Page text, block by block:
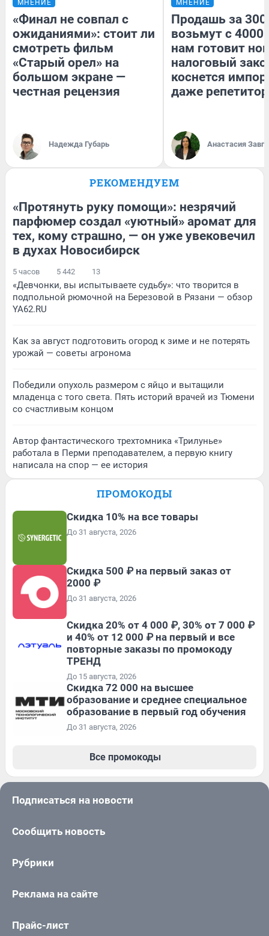
МНЕНИЕ
«Финал не совпал с
ожиданиями»: стоит ли
смотреть фильм
«Старый орел» на
большом экране —
честная рецензия
Надежда Губарь
МНЕНИЕ
Продашь за
возьмут с
нам готовит
налоговый
коснется
даже
Анастасия
РЕКОМЕНДУЕМ
«Протянуть руку помощи»: незрячий
парфюмер создал «уютный» аромат для
тех, кому страшно, — он уже увековечил
в духах Новосибирск
5 часов 5 442 13
«Девчонки, вы испытываете судьбу»: что творится в
подпольной рюмочной на Березовой в Рязани — обзор
YA62.RU
Как за август подготовить огород к зиме и не потерять
урожай — советы агронома
Победили опухоль размером с яйцо и вытащили
младенца с того света. Пять историй врачей из Тюмени
со счастливым концом
Автор фантастического трехтомника «Трилунье»
работала в Перми преподавателем, а первую книгу
написала на спор — ее история
ПРОМОКОДЫ
Скидка 10% на все товары
До 31 августа, 2026
Скидка 500 ₽ на первый заказ от
2000 ₽
До 31 августа, 2026
Скидка 20% от 4 000 ₽, 30% от 7 000 ₽
и 40% от 12 000 ₽ на первый и все
повторные заказы по промокоду
ТРЕНД
До 15 августа, 2026
Скидка 72 000 на высшее
образование и среднее специальное
образование в первый год обучения
До 31 августа, 2026
Все промокоды
Подписаться на новости
Сообщить новость
Рубрики
Реклама на сайте
Прайс-лист